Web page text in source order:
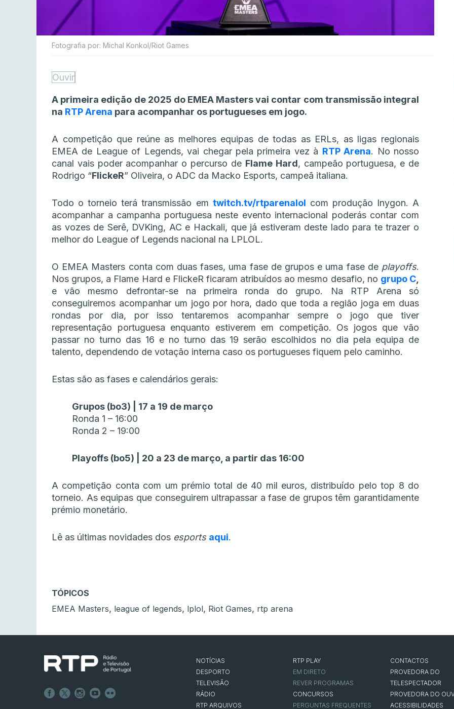
Fotografia por: Michal Konkol/Riot Games
Ouvir
A primeira edição de 2025 do EMEA Masters vai contar com transmissão integral
na RTP Arena para acompanhar os portugueses em jogo.
A competição que reúne as melhores equipas de todas as ERLs, as ligas regionais
EMEA de League of Legends, vai chegar pela primeira vez à RTP Arena. No nosso
canal vais poder acompanhar o percurso de Flame Hard, campeão portuguesa, e de
Rodrigo “FlickeR” Oliveira, o ADC da Macko Esports, campeã italiana.
Todo o torneio terá transmissão em twitch.tv/rtparenalol com produção Inygon. A
acompanhar a campanha portuguesa neste evento internacional poderás contar com
as vozes de Serê, DVKing, AC e Hackali, que já estiveram deste lado para te trazer o
melhor do League of Legends nacional na LPLOL.
O EMEA Masters conta com duas fases, uma fase de grupos e uma fase de playoffs.
Nos grupos, a Flame Hard e FlickeR ficaram atribuídos ao mesmo desafio, no grupo C,
e vão mesmo defrontar-se na primeira ronda do grupo. Na RTP Arena só
conseguiremos acompanhar um jogo por hora, dado que toda a região joga em duas
rondas por dia, por isso tentaremos acompanhar sempre o jogo que tiver
representação portuguesa enquanto estiverem em competição. Os jogos que vão
passar no turno das 16 e no turno das 19 serão escolhidos no dia pela equipa de
talento, dependendo de votação interna caso os portugueses fiquem pelo caminho.
Estas são as fases e calendários gerais:
Grupos (bo3) | 17 a 19 de março
Ronda 1 – 16:00
Ronda 2 – 19:00
Playoffs (bo5) | 20 a 23 de março, a partir das 16:00
A competição conta com um prémio total de 40 mil euros, distribuído pelo top 8 do
torneio. As equipas que conseguirem ultrapassar a fase de grupos têm garantidamente
prémio monetário.
Lê as últimas novidades dos esports aqui.
TÓPICOS
EMEA Masters, league of legends, lplol, Riot Games, rtp arena
NOTÍCIAS
DESPORTO
TELEVISÃO
RÁDIO
RTP ARQUIVOS
RTP PLAY
EM DIRETO
REVER PROGRAMAS
CONCURSOS
PERGUNTAS FREQUENTES
CONTACTOS
PROVEDORA DO
TELESPECTADOR
PROVEDORA DO
ACESSIBILIDADES